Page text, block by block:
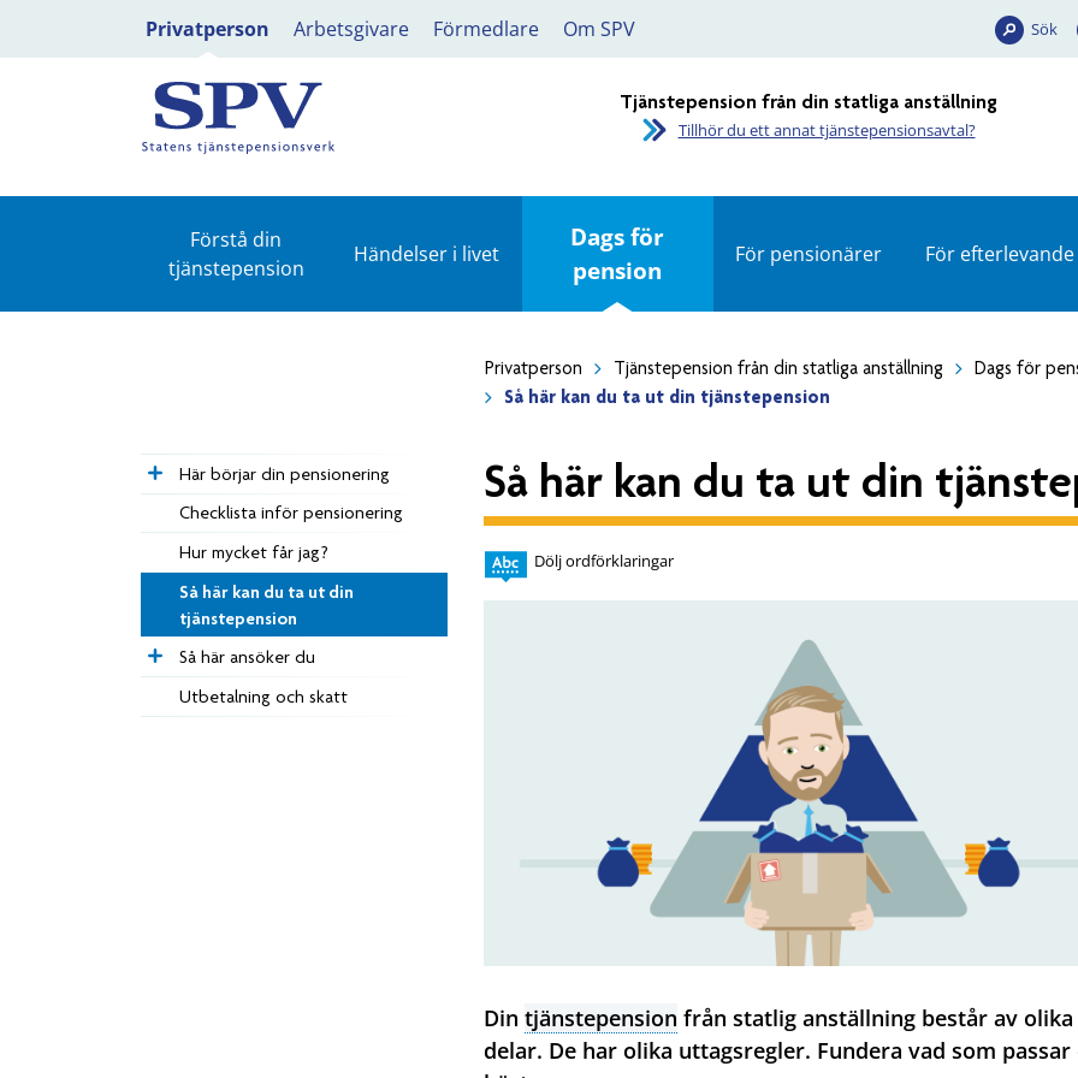
Privatperson Arbetsgivare Förmedlare Om SPV Sök
Tjänstepension från din statliga anställning
Tillhör du ett annat tjänstepensionsavtal?
Förstå din
tjänstepension
Händelser i livet
Dags för
pension
För pensionärer För efterlevande
Privatperson Tjänstepension från din statliga anställning
Dags för
Så här kan du ta ut din tjänstepension
Här börjar din pensionering
Checklista inför pensionering
Hur mycket får jag?
Så här kan du ta ut din
tjänstepension
Så här ansöker du
Utbetalning och skatt
Så här kan du ta ut din
Dölj ordförklaringar
Din tjänstepension från statlig anställning består av olika
delar. De har olika uttagsregler. Fundera vad som passar